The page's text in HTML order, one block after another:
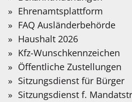
Hilfe Künstlicher Intelligenz
Gebärdensprache
eingeben.
Ehrenamtsplattform
FAQ Ausländerbehörde
Haushalt 2026
Kfz-Wunschkennzeichen
Öffentliche Zustellungen
Sitzungsdienst für Bürger
Sitzungsdienst f.